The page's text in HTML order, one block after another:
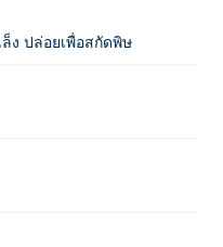
ล็ง ปล่อยเพื่อสกัดพิษ